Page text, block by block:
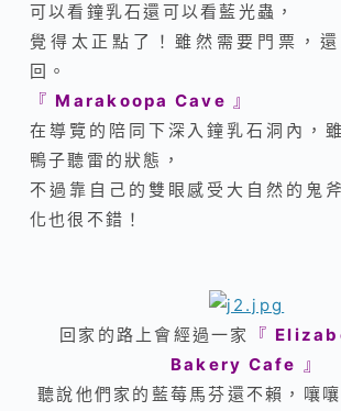
可以看鐘乳石還可以看藍光蟲，
覺得太正點了！雖然需要門票，
回。
『 Marakoopa Cave 』
在導覽的陪同下深入鐘乳石洞內，
鴨子聽雷的狀態，
不過靠自己的雙眼感受大自然的鬼
化也很不錯！
回家的路上會經過一家 『
Bakery Cafe 』
聽說他們家的藍莓馬芬還不賴，嚷